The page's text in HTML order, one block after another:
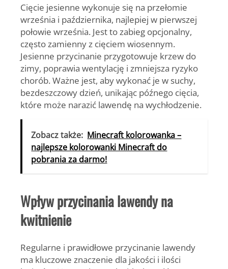
Cięcie jesienne wykonuje się na przełomie
września i października, najlepiej w pierwszej
połowie września. Jest to zabieg opcjonalny,
często zamienny z cięciem wiosennym.
Jesienne przycinanie przygotowuje krzew do
zimy, poprawia wentylację i zmniejsza ryzyko
chorób. Ważne jest, aby wykonać je w suchy,
bezdeszczowy dzień, unikając późnego cięcia,
które może narazić lawendę na wychłodzenie.
Zobacz także: Minecraft kolorowanka –
najlepsze kolorowanki Minecraft do
pobrania za darmo!
Wpływ przycinania lawendy na
kwitnienie
Regularne i prawidłowe przycinanie lawendy
ma kluczowe znaczenie dla jakości i ilości